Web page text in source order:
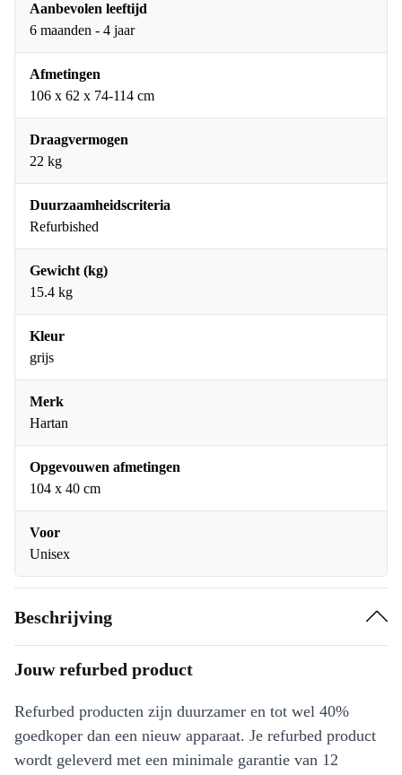
Aanbevolen leeftijd
6 maanden - 4 jaar
Afmetingen
106 x 62 x 74-114 cm
Draagvermogen
22 kg
Duurzaamheidscriteria
Refurbished
Gewicht (kg)
15.4 kg
Kleur
grijs
Merk
Hartan
Opgevouwen afmetingen
104 x 40 cm
Voor
Unisex
Beschrijving
Jouw refurbed product
Refurbed producten zijn duurzamer en tot wel 40%
goedkoper dan een nieuw apparaat. Je refurbed product
wordt geleverd met een minimale garantie van 12